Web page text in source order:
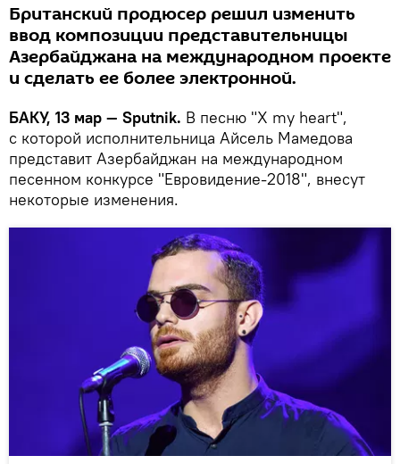
Британский продюсер решил изменить
ввод композиции представительницы
Азербайджана на международном проекте
и сделать ее более электронной.
БАКУ, 13 мар — Sputnik. В песню "X my heart",
с которой исполнительница Айсель Мамедова
представит Азербайджан на международном
песенном конкурсе "Евровидение-2018", внесут
некоторые изменения.